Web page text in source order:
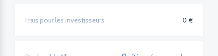
Frais pour les investisseurs 0 €